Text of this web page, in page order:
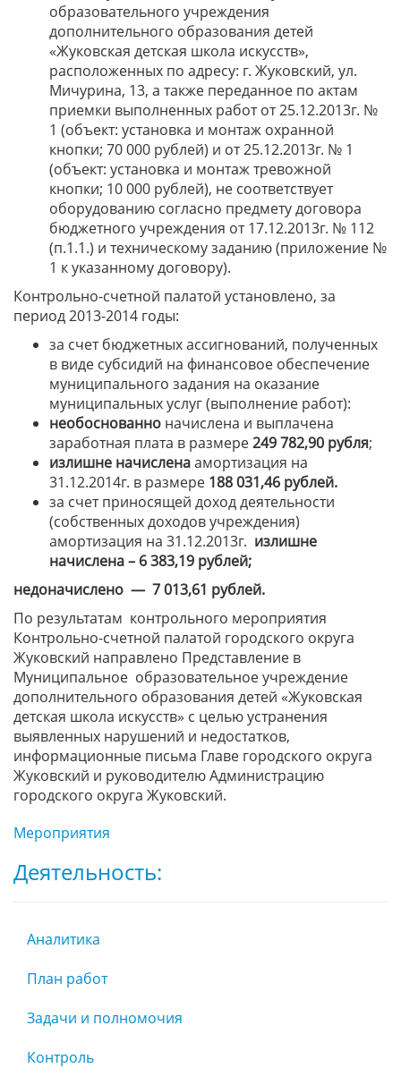
образовательного учреждения
дополнительного образования детей
«Жуковская детская школа искусств»,
расположенных по адресу: г. Жуковский, ул.
Мичурина, 13, а также переданное по актам
приемки выполненных работ от 25.12.2013г. №
1 (объект: установка и монтаж охранной
кнопки; 70 000 рублей) и от 25.12.2013г. № 1
(объект: установка и монтаж тревожной
кнопки; 10 000 рублей), не соответствует
оборудованию согласно предмету договора
бюджетного учреждения от 17.12.2013г. № 112
(п.1.1.) и техническому заданию (приложение №
1 к указанному договору).
Контрольно-счетной палатой установлено, за
период 2013-2014 годы:
за счет бюджетных ассигнований, полученных
в виде субсидий на финансовое обеспечение
муниципального задания на оказание
муниципальных услуг (выполнение работ):
необоснованно начислена и выплачена
заработная плата в размере249 782,90 рубля;
излишне начисленаамортизация на
31.12.2014г. в размере 188 031,46 рублей.
за счет приносящей доход деятельности
(собственных доходов учреждения)
амортизация на 31.12.2013г. излишне
начислена – 6 383,19 рублей;
недоначислено — 7 013,61 рублей.
По результатам контрольного мероприятия
Контрольно-счетной палатой городского округа
Жуковский направлено Представление в
Муниципальное образовательное учреждение
дополнительного образования детей «Жуковская
детская школа искусств» с целью устранения
выявленных нарушений и недостатков,
информационные письма Главе городского округа
Жуковский и руководителю Администрацию
городского округа Жуковский.
Мероприятия
Деятельность:
Аналитика
План работ
Задачи и полномочия
Контроль